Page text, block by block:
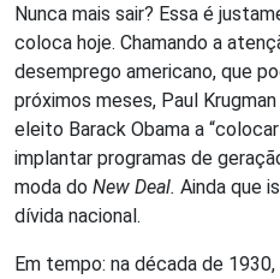
Nunca mais sair? Essa é
coloca hoje. Chamando a
desemprego americano, que
próximos meses, Paul
eleito Barack Obama a
implantar programas de
moda do New Deal. Ainda que
dívida nacional.
Em tempo: na década de